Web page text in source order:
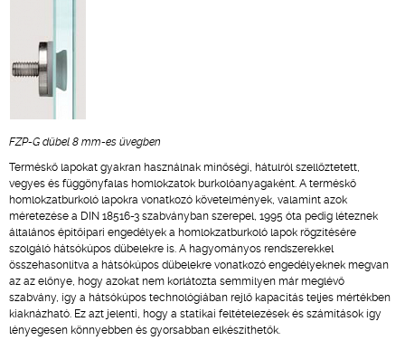
FZP-G dübel 8 mm-es üvegben
Terméskő lapokat gyakran használnak minőségi, hátulról szellőztetett,
vegyes és függönyfalas homlokzatok burkolóanyagaként. A terméskő
homlokzatburkoló lapokra vonatkozó követelmények, valamint azok
méretezése a DIN 18516-3 szabványban szerepel, 1995 óta pedig léteznek
általános építőipari engedélyek a homlokzatburkoló lapok rögzítésére
szolgáló hátsókúpos dübelekre is. A hagyományos rendszerekkel
összehasonlítva a hátsókúpos dübelekre vonatkozó engedélyeknek megvan
az az előnye, hogy azokat nem korlátozta semmilyen már meglévő
szabvány, így a hátsókúpos technológiában rejlő kapacitás teljes mértékben
kiaknázható. Ez azt jelenti, hogy a statikai feltételezések és számítások így
lényegesen könnyebben és gyorsabban elkészíthetők.